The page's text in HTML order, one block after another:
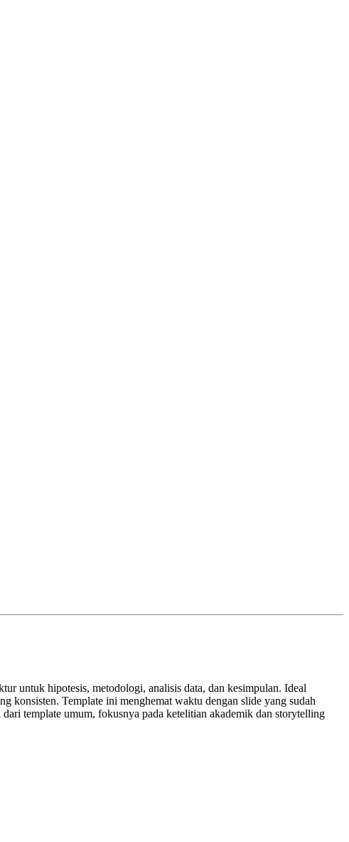
untuk hipotesis, metodologi, analisis data, dan kesimpulan. Ideal
konsisten. Template ini menghemat waktu dengan slide yang sudah
template umum, fokusnya pada ketelitian akademik dan storytelling